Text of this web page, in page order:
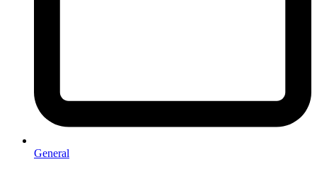
General